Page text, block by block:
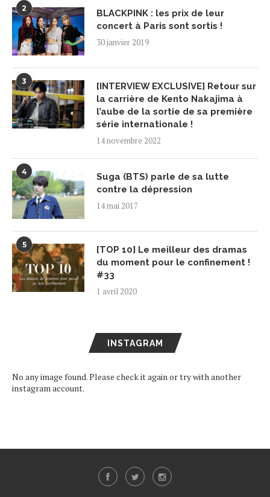
2
BLACKPINK : les prix de leur
concert à Paris sont sortis !
30 janvier 2019
3
[INTERVIEW EXCLUSIVE] Retour sur
la carrière de Kento Nakajima à
l’aube de la sortie de sa première
série internationale !
14 novembre 2022
4
Suga (BTS) parle de sa lutte
contre la dépression
14 mai 2017
5
[TOP 10] Le meilleur des dramas
du moment pour le confinement !
#33
1 avril 2020
INSTAGRAM
No any image found. Please check it again or try with another
instagram account.